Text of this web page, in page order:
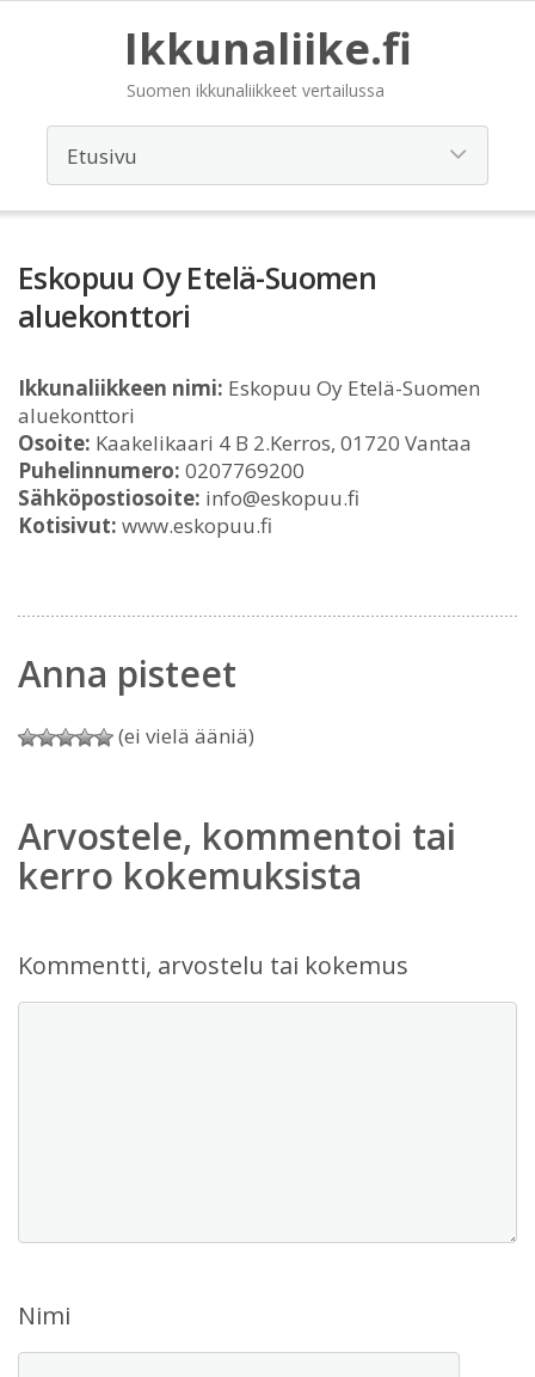
Ikkunaliike.fi
Suomen ikkunaliikkeet vertailussa
Eskopuu Oy Etelä-Suomen
aluekonttori
Ikkunaliikkeen nimi: Eskopuu Oy Etelä-Suomen
aluekonttori
Osoite: Kaakelikaari 4 B 2.Kerros, 01720 Vantaa
Puhelinnumero: 0207769200
Sähköpostiosoite: info@eskopuu.fi
Kotisivut: www.eskopuu.fi
Anna pisteet
(ei vielä ääniä)
Arvostele, kommentoi tai
kerro kokemuksista
Kommentti, arvostelu tai kokemus
Nimi